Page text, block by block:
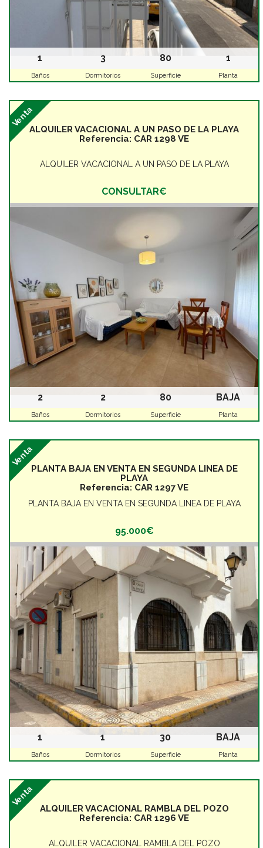
1
Baños
3
Dormitorios
80
Superficie
1
Planta
ALQUILER VACACIONAL A UN PASO DE LA PLAYA
Referencia: CAR 1298 VE
ALQUILER VACACIONAL A UN PASO DE LA PLAYA
Venta
CONSULTAR€
2
Baños
2
Dormitorios
80
Superficie
BAJA
Planta
PLANTA BAJA EN VENTA EN SEGUNDA LINEA DE
PLAYA
Referencia: CAR 1297 VE
PLANTA BAJA EN VENTA EN SEGUNDA LINEA DE PLAYA
Venta
95.000€
1
Baños
1
Dormitorios
30
Superficie
BAJA
Planta
ALQUILER VACACIONAL RAMBLA DEL POZO
Referencia: CAR 1296 VE
ALQUILER VACACIONAL RAMBLA DEL POZO
Venta